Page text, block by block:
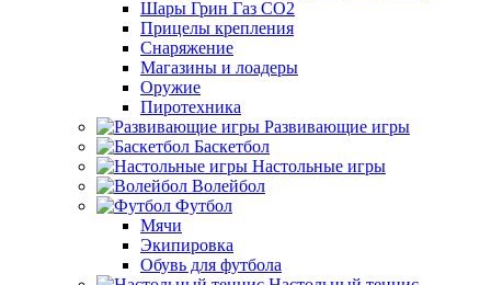
Шары Грин Газ СО2
Прицелы крепления
Снаряжение
Магазины и лоадеры
Оружие
Пиротехника
Развивающие игры
Баскетбол
Настольные игры
Волейбол
Футбол
Мячи
Экипировка
Обувь для футбола